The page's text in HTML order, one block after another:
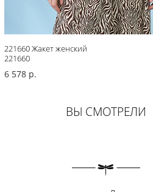
221660 Жакет женский
221660
6 578 р.
ВЫ СМОТРЕЛИ